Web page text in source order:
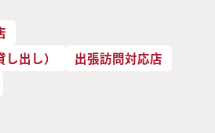
出し）
出張訪問対応店